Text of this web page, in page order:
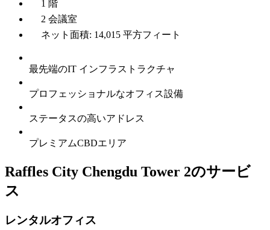
1 階
2 会議室
ネット面積: 14,015 平方フィート
最先端のIT インフラストラクチャ
プロフェッショナルなオフィス設備
ステータスの高いアドレス
プレミアムCBDエリア
Raffles City Chengdu Tower 2のサービ
ス
レンタルオフィス